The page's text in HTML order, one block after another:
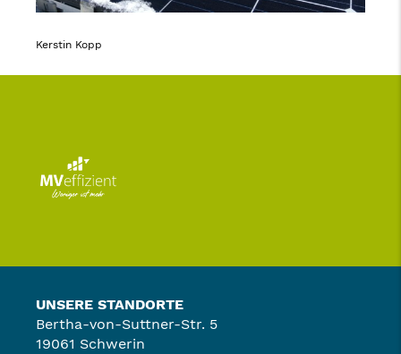
Kerstin Kopp
UNSERE STANDORTE
Bertha-von-Suttner-Str. 5
19061 Schwerin